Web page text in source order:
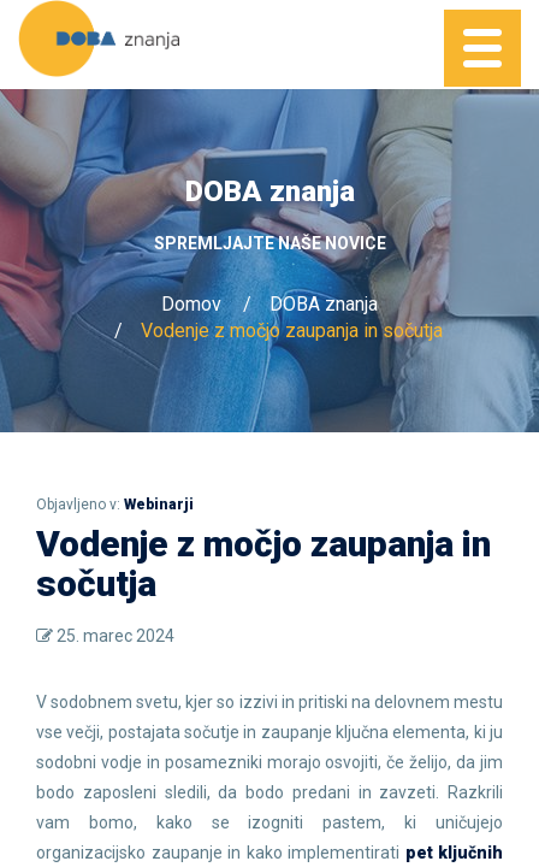
DOBA znanja
SPREMLJAJTE NAŠE NOVICE
Domov
DOBA znanja
Vodenje z močjo zaupanja in sočutja
Objavljeno v: Webinarji
Vodenje z močjo zaupanja in
sočutja
25. marec 2024
V sodobnem svetu, kjer so izzivi in pritiski na delovnem mestu
vse večji, postajata sočutje in zaupanje ključna elementa, ki ju
sodobni vodje in posamezniki morajo osvojiti, če želijo, da jim
bodo zaposleni sledili, da bodo predani in zavzeti. Razkrili
vam bomo, kako se izogniti pastem, ki uničujejo
organizacijsko zaupanje in kako implementirati pet ključnih